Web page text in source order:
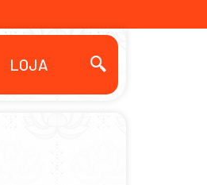
LOJA